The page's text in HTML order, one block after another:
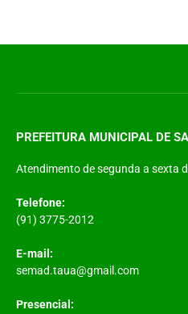
PREFEITURA MUNICIPAL DE
Atendimento de segunda a sexta
Telefone:
(91) 3775-2012
E-mail:
semad.taua@gmail.com
Presencial: